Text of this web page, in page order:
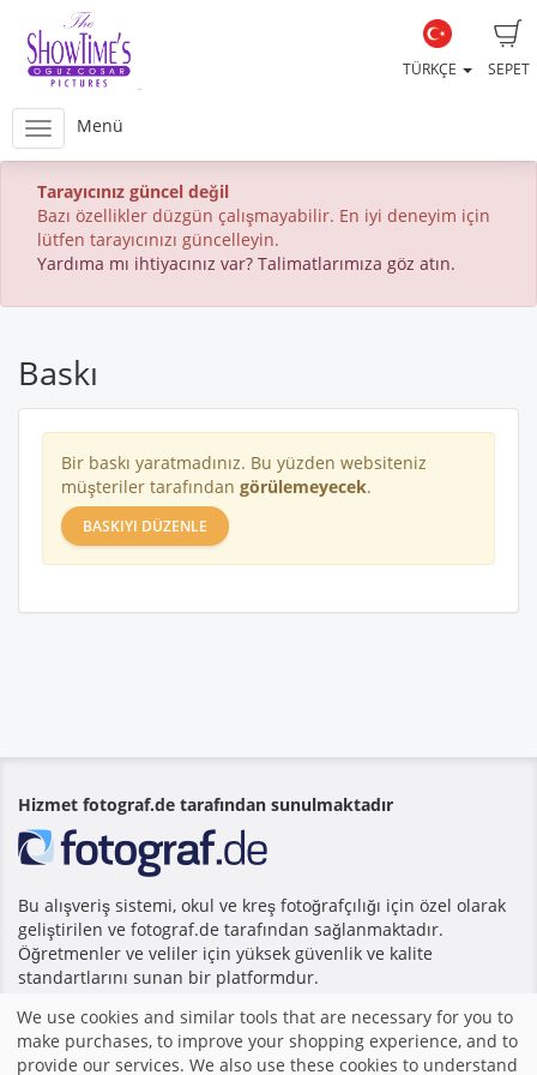
SEPET
TÜRKÇE
Menü
Tarayıcınız güncel değil
Bazı özellikler düzgün çalışmayabilir. En iyi deneyim için
lütfen tarayıcınızı güncelleyin.
Yardıma mı ihtiyacınız var? Talimatlarımıza göz atın.
Baskı
Bir baskı yaratmadınız. Bu yüzden websiteniz
müşteriler tarafından görülemeyecek.
BASKIYI DÜZENLE
Hizmet fotograf.de tarafından sunulmaktadır
Bu alışveriş sistemi, okul ve kreş fotoğrafçılığı için özel olarak
geliştirilen ve fotograf.de tarafından sağlanmaktadır.
Öğretmenler ve veliler için yüksek güvenlik ve kalite
standartlarını sunan bir platformdur.
Anasayfa|Baskı |Şartlar ve Koşullar| Alışveriş sistemi
We use cookies and similar tools that are necessary for you to
make purchases, to improve your shopping experience, and to
provide our services. We also use these cookies to understand